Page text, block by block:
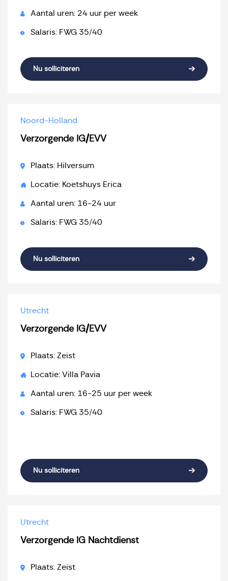
Aantal uren: 24 uur per week
Salaris: FWG 35/40
Nu solliciteren
Noord-Holland
Verzorgende IG/EVV
Plaats: Hilversum
Locatie: Koetshuys Erica
Aantal uren: 16-24 uur
Salaris: FWG 35/40
Nu solliciteren
Utrecht
Verzorgende IG/EVV
Plaats: Zeist
Locatie: Villa Pavia
Aantal uren: 16-25 uur per week
Salaris: FWG 35/40
Nu solliciteren
Utrecht
Verzorgende IG Nachtdienst
Plaats: Zeist